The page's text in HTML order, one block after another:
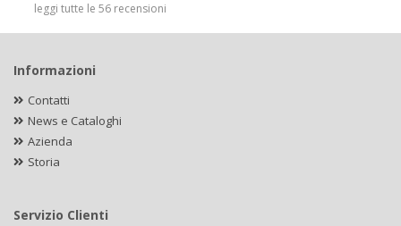
leggi tutte le 56 recensioni
Informazioni
Contatti
News e Cataloghi
Azienda
Storia
Servizio Clienti